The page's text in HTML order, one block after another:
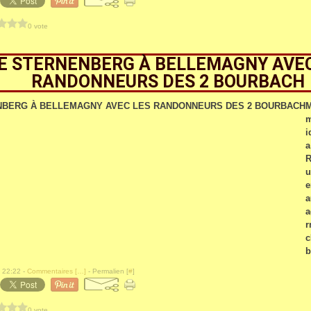
0 vote
STERNENBERG À BELLEMAGNY
RANDONNEURS DES 2 BOURBACH
22:22 - Commentaires [… ] - Permalien [#]